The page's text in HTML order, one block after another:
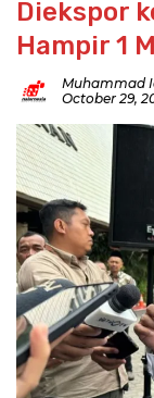
Diekspor
Hampir 1 M
Muhammad
October 29,